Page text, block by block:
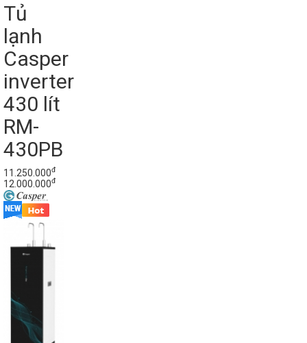
Tủ
lạnh
Casper
inverter
430 lít
RM-
430PB
11.250.000đ
12.000.000đ